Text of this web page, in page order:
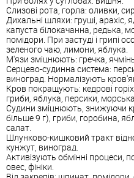
Слизові рота, горла: оливки,
Дихальні шляхи: груші, арахіс,
капуста білокачанна, редька,
помідори. При застуді і грипі
зеленого чаю, лимони, яблука.
М'язи зміцнюють: гречка,
Серцево-судинна система:
виноград. Нормалізують
Кров покращують: кедрові
гриби, яблука, персики,
Судини зміцнюють, знижуючи
більше 9 г), гриби, горобина,
салат.
Шлунково-кишковий тракт
кунжут, виноград.
Активізують обмінні процеси,
овес, фініки.